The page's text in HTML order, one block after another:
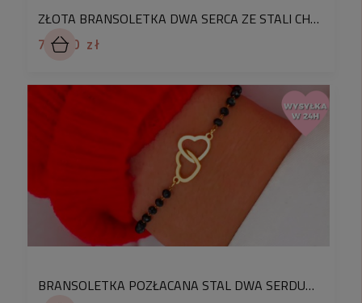
prezentowej z galerii, a my zapakujemy na nią
zakupiony produkt. Pakowanie prezentów dla
Oto odpowiedzi na najczęstsze pytania
dotyczące naszych produktów:
Czy stal chirurgiczna uczula?
- Nie, Jest hipoalergiczna – mogą ją nosić osoby
cierpiące na
alergię kontaktową
Czy stal chirurgiczna zmienia kolor?
-Nie, jest odporna na utlenianie –
posiada swoją własną ochronę UV, która
ZŁOTA BRANSOLETKA DWA SERCA ZE STALI CHIRURGICZNEJ NA CZARNYM EMALIOWANYM ŁAŃCUSZKU
79,90 zł
BRANSOLETKA POZŁACANA STAL DWA SERDUSZKA CZARNE KORALIKI